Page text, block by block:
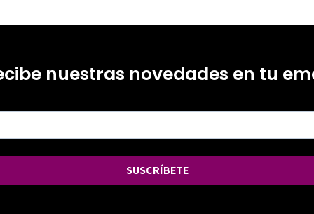
nuestras novedades en tu
SUSCRÍBETE